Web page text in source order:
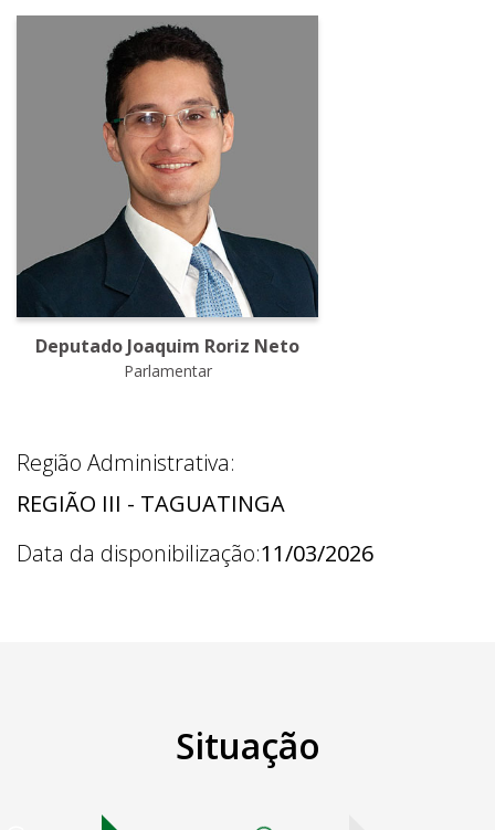
Deputado Joaquim Roriz Neto
Parlamentar
Região Administrativa:
REGIÃO III - TAGUATINGA
Data da disponibilização:11/03/2026
Situação